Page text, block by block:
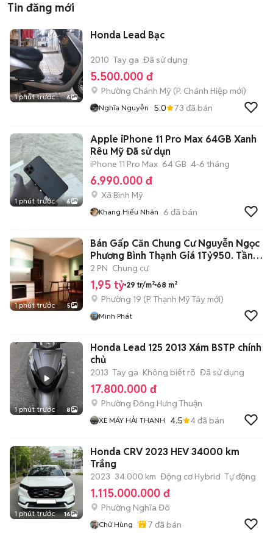
Tin đăng mới
1 phút trước 6
Honda Lead Bạc
2010 Tay ga Đã sử dụng
5.500.000 đ
Phường Chánh Mỹ (P. Chánh Hiệp mới)
Nghĩa Nguyễn 5.0 73 đã bán
1 phút trước 6
Apple iPhone 11 Pro Max 64GB Xanh
Rêu Mỹ Đã sử dụn
iPhone 11 Pro Max 64 GB 4-6 tháng
6.990.000 đ
Xã Bình Mỹ
Khang Hiếu Nhân 6 đã bán
1 phút trước 5
Bán Gấp Căn Chung Cư Nguyễn Ngọc
Phương Bình Thạnh Giá 1Tỷ950. Tầng
10
2 PN Chung cư
1,95 tỷ 29 tr/m² 68 m²
Phường 19 (P. Thạnh Mỹ Tây mới)
Minh Phát
1 phút trước 8
Honda Lead 125 2013 Xám BSTP chính
chủ
2013 Tay ga Không biết rõ Đã sử dụng
17.800.000 đ
Phường Đông Hưng Thuận
XE MÁY HẢI THANH 4.5 4đã bán
1 phút trước 16
Honda CRV 2023 HEV 34000 km
Trắng
2023 34.000 km Động cơ Hybrid Tự động
1.115.000.000 đ
Phường Nghĩa Đô
Chử Hùng 7 đã bán